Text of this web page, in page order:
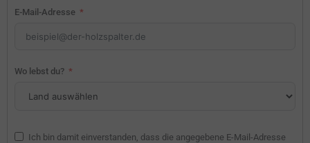
E-Mail-Adresse
Wo lebst du?
Ich bin damit einverstanden, dass die angegebene E-Mail-Adresse